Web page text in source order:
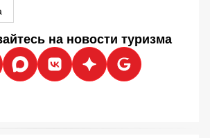
на новости туризма